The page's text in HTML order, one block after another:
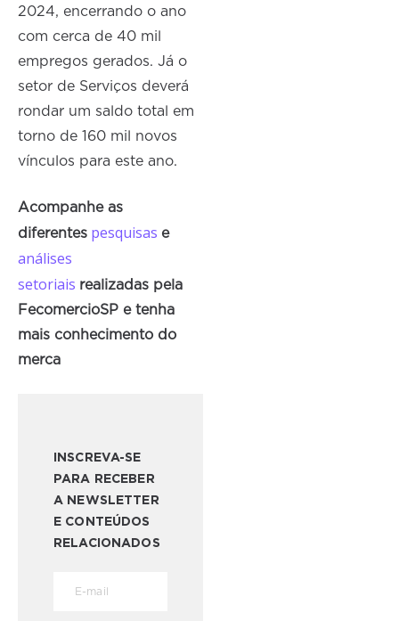
2024, encerrando o ano
com cerca de 40 mil
empregos gerados. Já o
setor de Serviços deverá
rondar um saldo total em
torno de 160 mil novos
vínculos para este ano.
Acompanhe as
diferentes pesquisas e
análises
setoriais realizadas pela
FecomercioSP e tenha
mais conhecimento do
merca
INSCREVA-SE
PARA RECEBER
A NEWSLETTER
E CONTEÚDOS
RELACIONADOS